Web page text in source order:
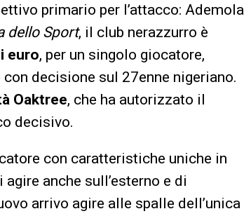
primario per l’attacco: Ademola
dello Sport, il club nerazzurro è
euro, per un singolo giocatore,
decisione sul 27enne nigeriano.
Oaktree, che ha autorizzato il
decisivo.
con caratteristiche uniche in
anche sull’esterno e di
arrivo agire alle spalle dell’unica